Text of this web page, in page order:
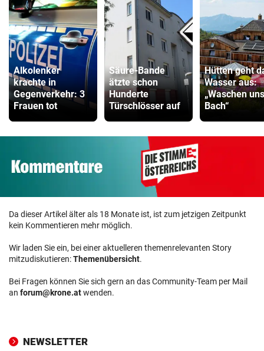
Alkolenker
krachte in
Gegenverkehr: 3
Frauen tot
Säure-Bande
ätzte schon
Hunderte
Türschlösser auf
Hütten geht
Wasser aus:
„Waschen
Bach“
Da dieser Artikel älter als 18 Monate ist, ist zum jetzigen Zeitpunkt
kein Kommentieren mehr möglich.
Wir laden Sie ein, bei einer aktuelleren themenrelevanten Story
mitzudiskutieren:Themenübersicht.
Bei Fragen können Sie sich gern an das Community-Team per Mail
an forum@krone.atwenden.
NEWSLETTER